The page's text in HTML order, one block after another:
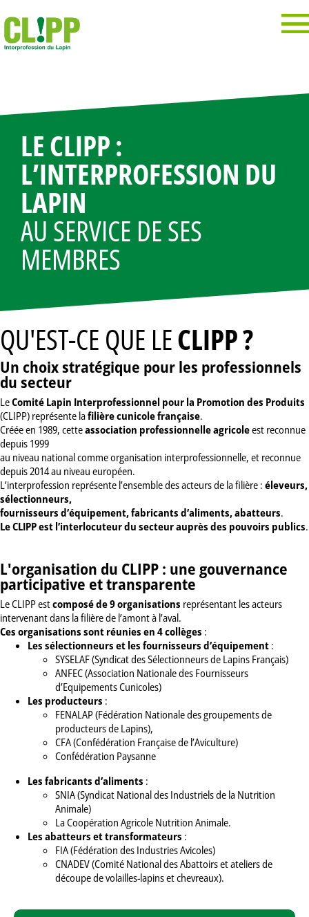
LE CLIPP :
L’INTERPROFESSION DU
LAPIN
AU SERVICE DE SES
MEMBRES
QU'EST-CE QUE LECLIPP ?
Un choix stratégique pour les professionnels
du secteur
LeComité Lapin Interprofessionnel pour la Promotion des Produits
(CLIPP) représente lafilière cunicole française.
Créée en 1989, cetteassociation professionnelle agricoleest reconnue
depuis 1999
au niveau national comme organisation interprofessionnelle, et reconnue
depuis 2014 au niveau européen.
L’interprofession représente l’ensemble des acteurs de la filière : éleveurs,
sélectionneurs,
fournisseurs d’équipement, fabricants d’aliments, abatteurs.
Le CLIPP est l’interlocuteur du secteur auprès des pouvoirs publics.
L'organisation du CLIPP : une gouvernance
participative et transparente
Le CLIPP estcomposé de9 organisations représentant les acteurs
intervenant dans la filière de l’amont à l’aval.
Ces organisations sont réunies en 4 collèges :
Les sélectionneurs et les fournisseurs d’équipement :
SYSELAF (Syndicat des Sélectionneurs de Lapins Français)
ANFEC (Association Nationale des Fournisseurs
d’Equipements Cunicoles)
Les producteurs :
FENALAP (Fédération Nationale des groupements de
producteurs de Lapins),
CFA (Confédération Française de l’Aviculture)
Confédération Paysanne
Les fabricants d’aliments :
SNIA (Syndicat National des Industriels de la Nutrition
Animale)
La Coopération Agricole Nutrition Animale.
Les abatteurs et transformateurs :
FIA (Fédération des Industries Avicoles)
CNADEV (Comité National des Abattoirs et ateliers de
découpe de volailles-lapins et chevreaux).